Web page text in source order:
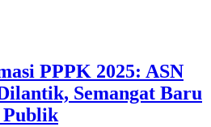
PPPK 2025: ASN
Semangat Baru
Publik